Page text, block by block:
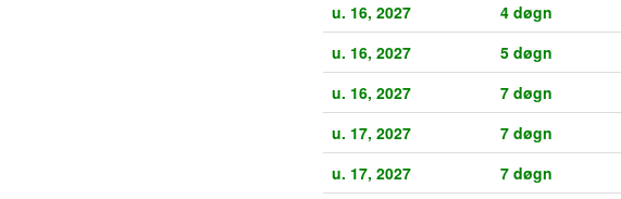
u. 16, 2027
4 døgn
u. 16, 2027
5 døgn
u. 16, 2027
7 døgn
u. 17, 2027
7 døgn
u. 17, 2027
7 døgn